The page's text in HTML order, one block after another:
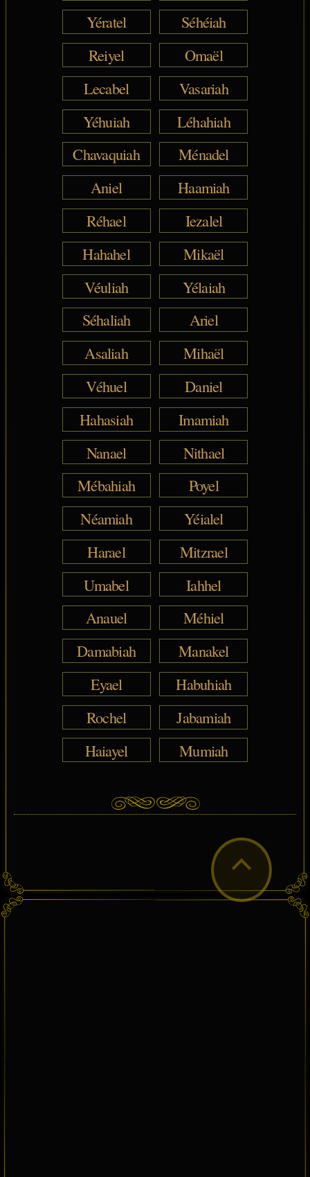
Yératel
Séhéiah
Reiyel
Omaël
Lecabel
Vasariah
Yéhuiah
Léhahiah
Chavaquiah
Ménadel
Aniel
Haamiah
Réhael
Iezalel
Hahahel
Mikaël
Véuliah
Yélaiah
Séhaliah
Ariel
Asaliah
Mihaël
Véhuel
Daniel
Hahasiah
Imamiah
Nanael
Nithael
Mébahiah
Poyel
Néamiah
Yéialel
Harael
Mitzrael
Umabel
Iahhel
Anauel
Méhiel
Damabiah
Manakel
Eyael
Habuhiah
Rochel
Jabamiah
Haiayel
Mumiah